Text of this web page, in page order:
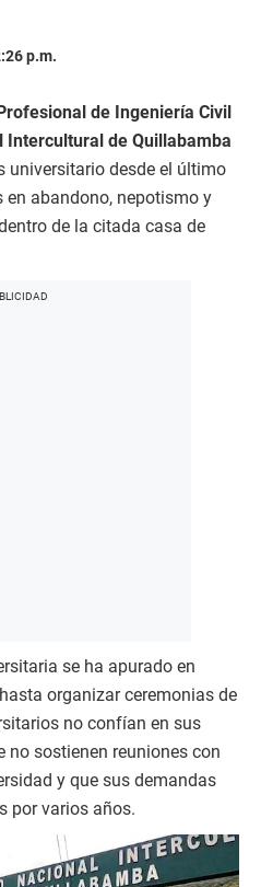
p.m.
de Ingeniería Civil
Intercultural de Quillabamba
universitario desde el último
en abandono, nepotismo y
de la citada casa de
se ha apurado en
organizar ceremonias de
no confían en sus
no sostienen reuniones con
y que sus demandas
por varios años.